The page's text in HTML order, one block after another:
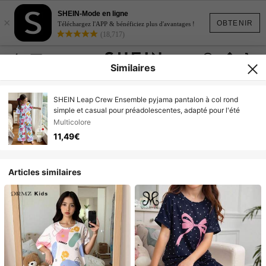
OBTENIR
×
SHEIN-Mode en ligne
Téléchargez l'APP & bénéficiez plus d'avantages !
(18,717)
Similaires
SHEIN Leap Crew Ensemble pyjama pantalon à col rond
simple et casual pour préadolescentes, adapté pour l'été
Multicolore
11,49€
Articles similaires